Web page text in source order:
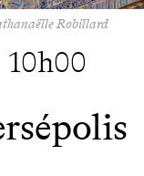
Robillard
10h00